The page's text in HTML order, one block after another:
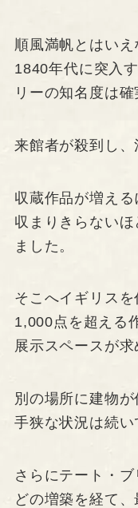
順風満帆とはいえ
1840年代に突入
リーの知名度は
来館者が殺到し、
収蔵作品が増え
収まりきらない
ました。
そこへイギリスを
1,000点を超える
展示スペースが求
別の場所に建物
手狭な状況は続い
さらにテート・
どの増築を経て